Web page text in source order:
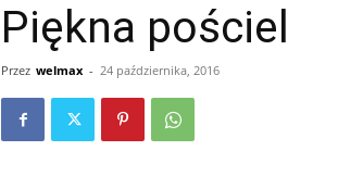
Piękna pościel
Przez welmax - 24 października, 2016